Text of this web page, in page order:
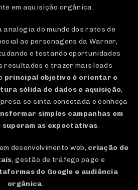
em aquisição orgânica.
analogia do mundo dos ratos de
ao personagens da Warner,
e testando oportunidades
resultados e trazer mais leads
principal objetivo é orientar e
sólida de dados e aquisição,
se sinta conectada e conheça
simples campanhas em
superam as expectativas.
em desenvolvimento web, criação de
, gestão de tráfego pago e
do Google e audiência
orgânica.